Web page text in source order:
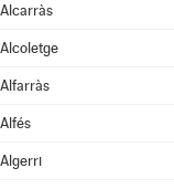
Alcarràs
Alcoletge
Alfarràs
Alfés
Algerri